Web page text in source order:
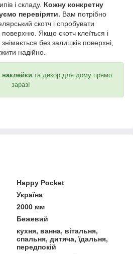
і складу. Кожну конкретну
перевіряти. Вам потрібно
скотч і спробувати
Якщо скотч клеїться і
без залишків поверхні,
надійно.
наклейки та декор для дому прямо
зараз!
Happy Pocket
Україна
2000 мм
Бежевий
кухня, ванна, вітальня,
спальня, дитяча, їдальня,
передпокій